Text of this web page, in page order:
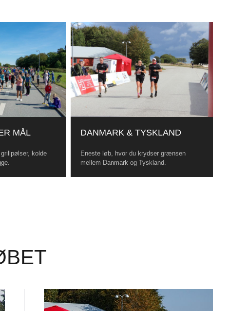
MÅL
kolde
DANMARK & TYSKLAND
Eneste løb, hvor du krydser grænsen
mellem Danmark og Tyskland.